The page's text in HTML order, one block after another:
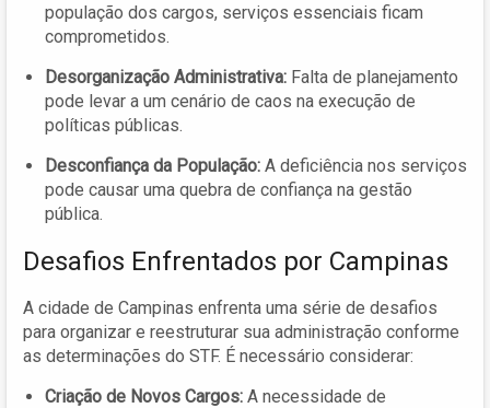
população dos cargos, serviços essenciais ficam
comprometidos.
Desorganização Administrativa: Falta de planejamento
pode levar a um cenário de caos na execução de
políticas públicas.
Desconfiança da População: A deficiência nos serviços
pode causar uma quebra de confiança na gestão
pública.
Desafios Enfrentados por Campinas
A cidade de Campinas enfrenta uma série de desafios
para organizar e reestruturar sua administração conforme
as determinações do STF. É necessário considerar:
Criação de Novos Cargos: A necessidade de